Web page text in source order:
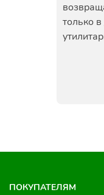
только
ПОКУПАТЕЛЯМ